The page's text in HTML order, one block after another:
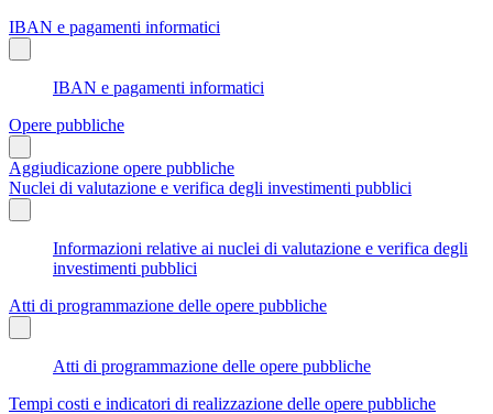
IBAN e pagamenti informatici
IBAN e pagamenti informatici
Opere pubbliche
Aggiudicazione opere pubbliche
Nuclei di valutazione e verifica degli investimenti pubblici
Informazioni relative ai nuclei di valutazione e verifica degli
investimenti pubblici
Atti di programmazione delle opere pubbliche
Atti di programmazione delle opere pubbliche
Tempi costi e indicatori di realizzazione delle opere pubbliche